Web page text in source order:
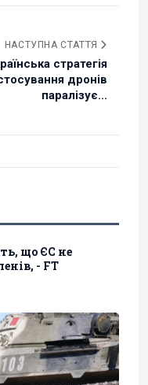
НАСТУПНА СТАТТЯ
стратегія
дронів
паралізує...
що ЄС не
- FT